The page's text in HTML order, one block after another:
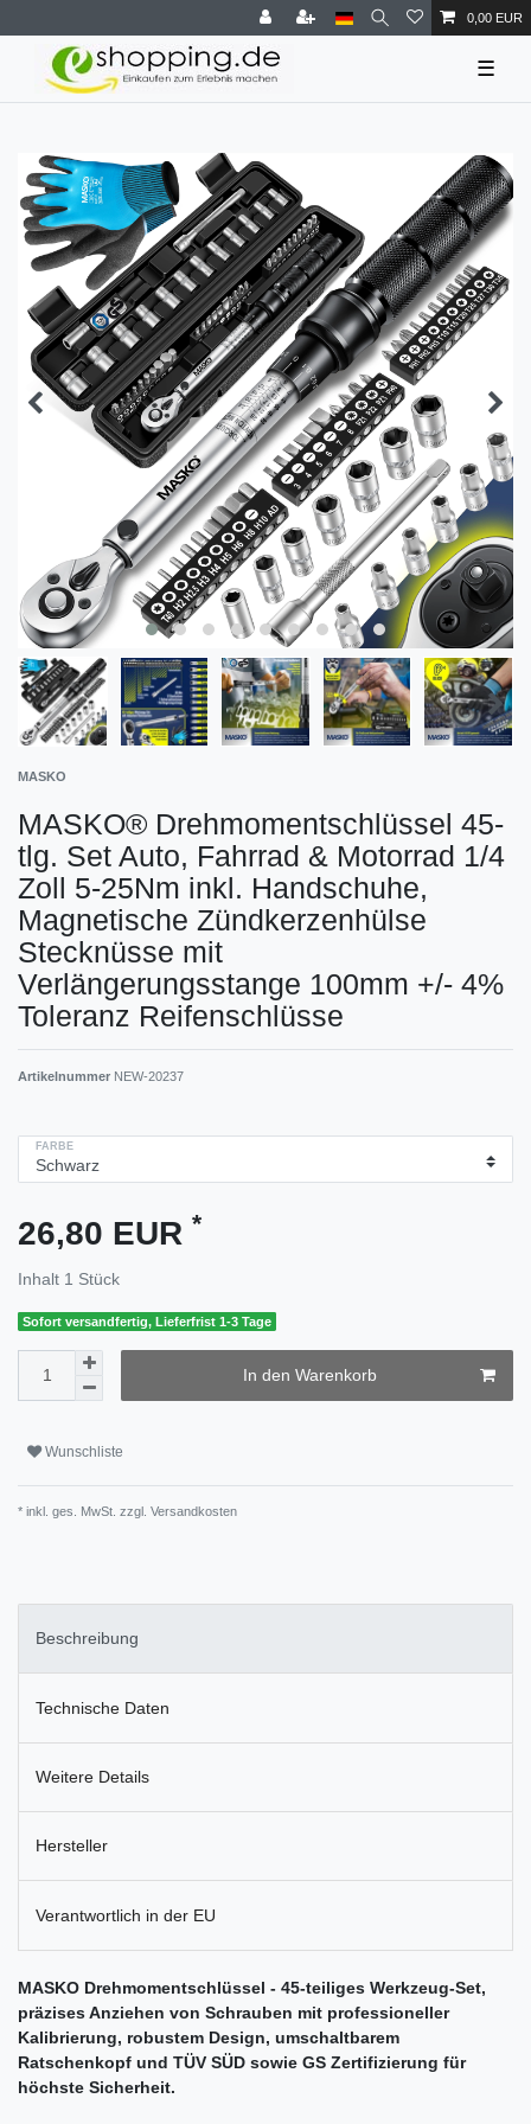
0,00 EUR
☰
MASKO
MASKO® Drehmomentschlüssel 45-
tlg. Set Auto, Fahrrad & Motorrad 1/4
Zoll 5-25Nm inkl. Handschuhe,
Magnetische Zündkerzenhülse
Stecknüsse mit
Verlängerungsstange 100mm +/- 4%
Toleranz Reifenschlüsse
Artikelnummer NEW-20237
FARBE
26,80 EUR *
Inhalt 1 Stück
Sofort versandfertig, Lieferfrist 1-3 Tage
In den Warenkorb
Wunschliste
* inkl. ges. MwSt. zzgl. Versandkosten
Beschreibung
Technische Daten
Weitere Details
Hersteller
Verantwortlich in der EU
MASKO Drehmomentschlüssel - 45-teiliges Werkzeug-Set,
präzises Anziehen von Schrauben mit professioneller
Kalibrierung, robustem Design, umschaltbarem
Ratschenkopf und TÜV SÜD sowie GS Zertifizierung für
höchste Sicherheit.